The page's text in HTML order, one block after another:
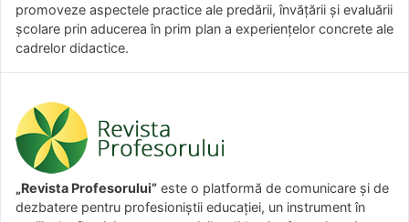
promoveze aspectele practice ale predării, învăţării şi evaluării
şcolare prin aducerea în prim plan a experienţelor concrete ale
cadrelor didactice.
„Revista Profesorului” este o platformă de comunicare și de
dezbatere pentru profesioniștii educației, un instrument în